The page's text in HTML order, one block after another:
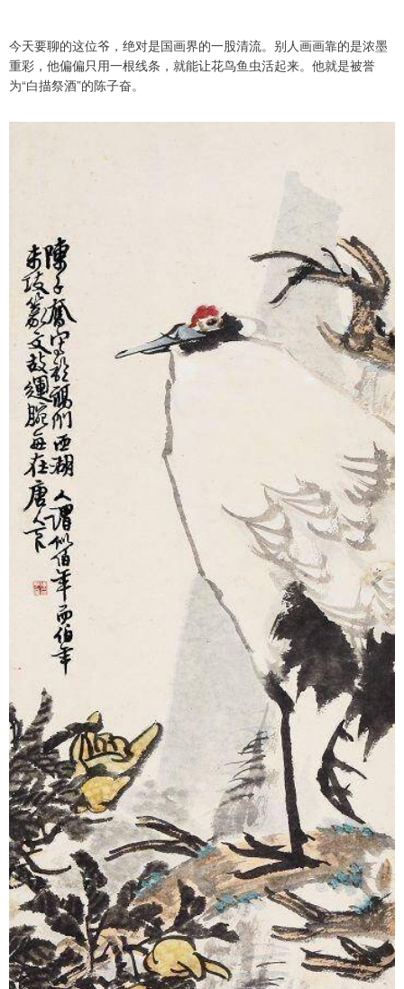
今天要聊的这位爷，绝对是国画界的一股清流。别人画画靠的是浓墨
重彩，他偏偏只用一根线条，就能让花鸟鱼虫活起来。他就是被誉
为“白描祭酒”的陈子奋。